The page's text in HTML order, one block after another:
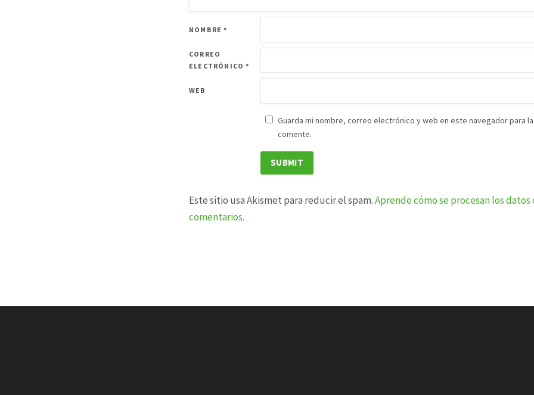
NOMBRE*
CORREO
ELECTRÓNICO*
WEB
Guarda mi nombre, correo electrónico y web en este navegador para
comente.
Este sitio usa Akismet para reducir el spam.Aprende cómo se procesan los datos
comentarios.